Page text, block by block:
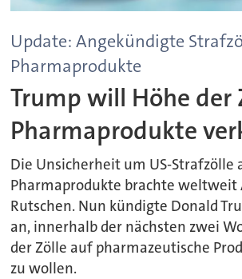
Update: Angekündigte
Pharmaprodukte
Trump will Höhe der
Pharmaprodukte
Die Unsicherheit um US-Strafzölle
Pharmaprodukte brachte weltweit
Rutschen. Nun kündigte Donald
an, innerhalb der nächsten zwei
der Zölle auf pharmazeutische
zu wollen.